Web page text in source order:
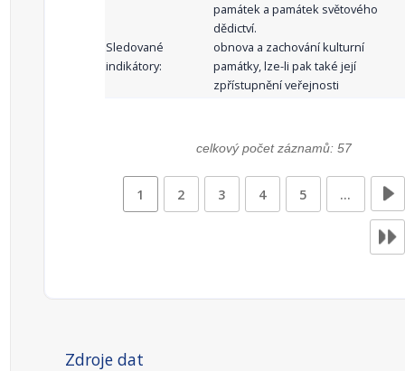
památek a památek světového
dědictví.
Sledované
indikátory:
obnova a zachování kulturní
památky, lze-li pak také její
zpřístupnění veřejnosti
celkový počet záznamů: 57
1 2 3 4 5 …
Zdroje dat